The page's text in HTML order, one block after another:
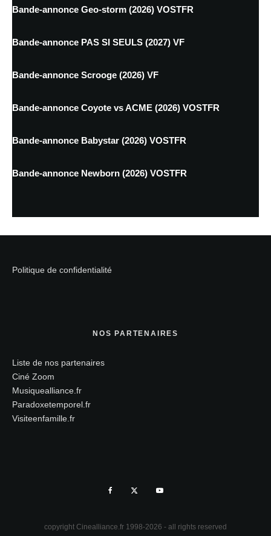
Bande-annonce Geo-storm (2026) VOSTFR
Bande-annonce PAS SI SEULS (2027) VF
Bande-annonce Scrooge (2026) VF
Bande-annonce Coyote vs ACME (2026) VOSTFR
Bande-annonce Babystar (2026) VOSTFR
Bande-annonce Newborn (2026) VOSTFR
Politique de confidentialité
NOS PARTENAIRES
Liste de nos partenaires
Ciné Zoom
Musiquealliance.fr
Paradoxetemporel.fr
Visiteenfamille.fr
copyright Cinealliance.fr 1998-2026 - all rights reserved